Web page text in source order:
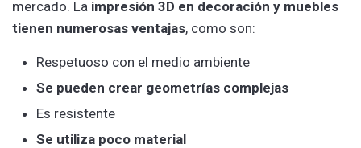
mercado. La impresión 3D en decoración y muebles
tienen numerosas ventajas, como son:
Respetuoso con el medio ambiente
Se pueden crear geometrías complejas
Es resistente
Se utiliza poco material